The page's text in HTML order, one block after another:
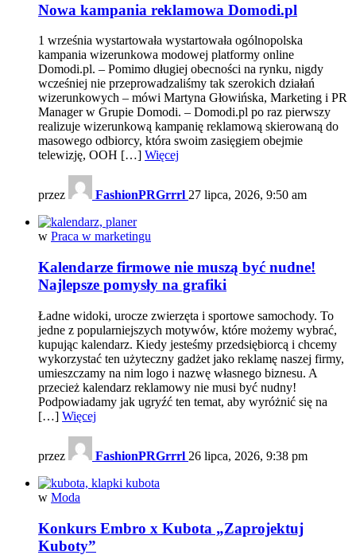
Nowa kampania reklamowa Domodi.pl
1 września wystartowała wystartowała ogólnopolska
kampania wizerunkowa modowej platformy online
Domodi.pl. – Pomimo długiej obecności na rynku, nigdy
wcześniej nie przeprowadzaliśmy tak szerokich działań
wizerunkowych – mówi Martyna Głowińska, Marketing i PR
Manager w Grupie Domodi. – Domodi.pl po raz pierwszy
realizuje wizerunkową kampanię reklamową skierowaną do
masowego odbiorcy, która swoim zasięgiem obejmie
telewizję, OOH […] Więcej
przez FashionPRGrrrl 27 lipca, 2026, 9:50 am
w Praca w marketingu
Kalendarze firmowe nie muszą być nudne!
Najlepsze pomysły na grafiki
Ładne widoki, urocze zwierzęta i sportowe samochody. To
jedne z popularniejszych motywów, które możemy wybrać,
kupując kalendarz. Kiedy jesteśmy przedsiębiorcą i chcemy
wykorzystać ten użyteczny gadżet jako reklamę naszej firmy,
umieszczamy na nim logo i nazwę własnego biznesu. A
przecież kalendarz reklamowy nie musi być nudny!
Podpowiadamy jak ugryźć ten temat, aby wyróżnić się na
[…] Więcej
przez FashionPRGrrrl 26 lipca, 2026, 9:38 pm
w Moda
Konkurs Embro x Kubota „Zaprojektuj
Kuboty”